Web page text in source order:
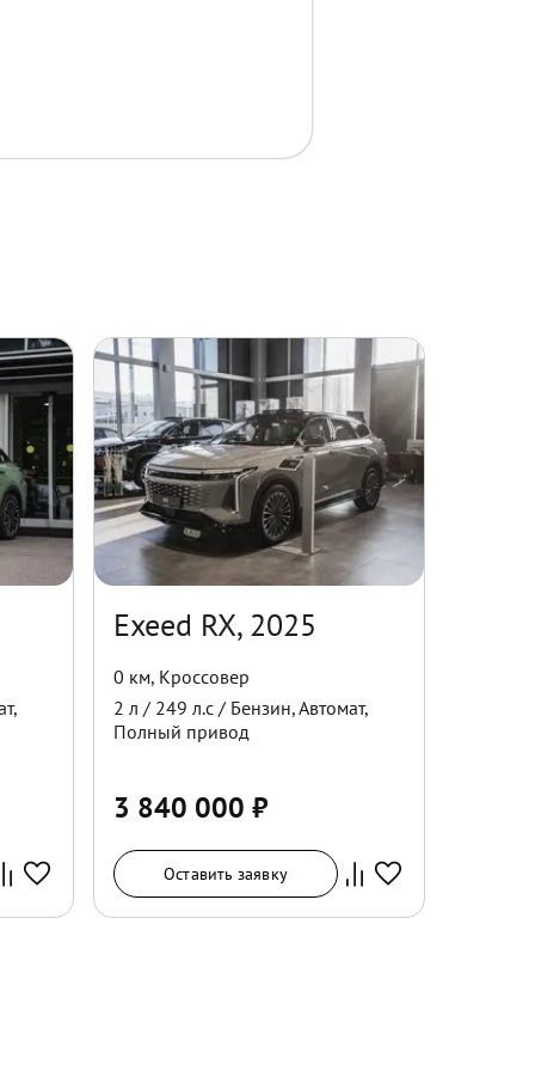
,
Exeed RX, 2025
0 км, Кроссовер
2 л / 249 л.с / Бензин,Автомат,
Полный привод
3 840 000 ₽
Оставить заявку